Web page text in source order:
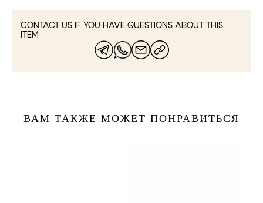
CONTACT US IF YOU HAVE QUESTIONS ABOUT THIS
ITEM
ВАМ ТАКЖЕ МОЖЕТ ПОНРАВИТЬСЯ